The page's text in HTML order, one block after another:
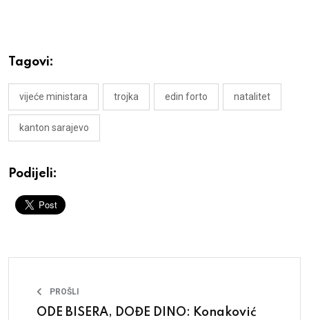
Tagovi:
vijeće ministara trojka edin forto natalitet
kanton sarajevo
Podijeli:
PROŠLI
ODE BISERA, DOĐE DINO: Konaković